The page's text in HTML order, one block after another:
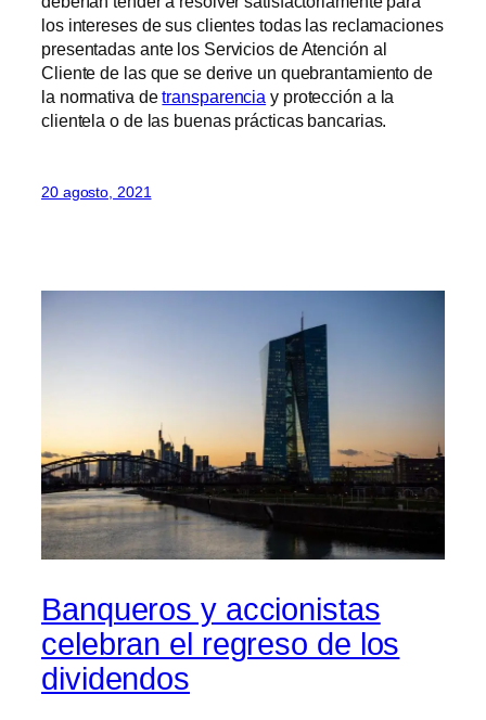
los intereses de sus clientes todas las reclamaciones
presentadas ante los Servicios de Atención al
Cliente de las que se derive un quebrantamiento de
la normativa detransparencia y protección a la
clientela o de las buenas prácticas bancarias.
20 agosto, 2021
Banqueros y accionistas
celebran el regreso de los
dividendos